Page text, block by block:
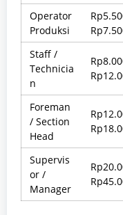
Operator
Produksi
Staff /
Technicia
n
Foreman
/ Section
Head
Supervis
or /
Manager